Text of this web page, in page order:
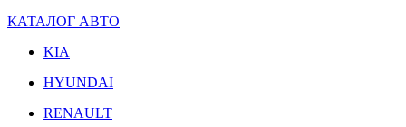
КАТАЛОГ АВТО
KIA
HYUNDAI
RENAULT